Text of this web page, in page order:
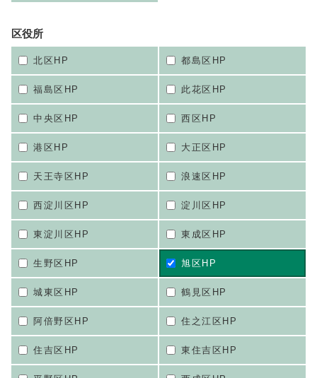
区役所
北区HP 都島区HP
福島区HP 此花区HP
中央区HP 西区HP
港区HP 大正区HP
天王寺区HP 浪速区HP
西淀川区HP 淀川区HP
東淀川区HP 東成区HP
生野区HP 旭区HP
城東区HP 鶴見区HP
阿倍野区HP 住之江区HP
住吉区HP 東住吉区HP